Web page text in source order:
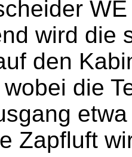
wird die
den
die
Zapfluft